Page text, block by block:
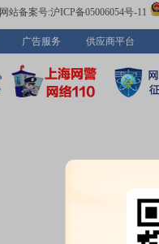
股权质押：截止2026年06月18
790.00万股，质押总笔数3笔
截止2026年06月12
网站备案号:沪ICP备05006054号-11
广告服务 供应商平台